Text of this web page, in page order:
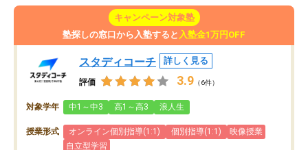
キャンペーン対象塾
塾探しの窓口から入塾すると 入塾金1万円OFF
スタディコーチ 詳しく見る
評価 3.9 （6件）
対象学年 中1～中3 高1～高3 浪人生
授業形式 オンライン個別指導(1:1) 個別指導(1:1)
映像授業
自立型学習